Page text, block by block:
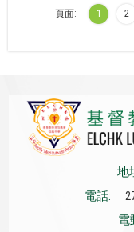
頁面: 1 2
地
電話:
電